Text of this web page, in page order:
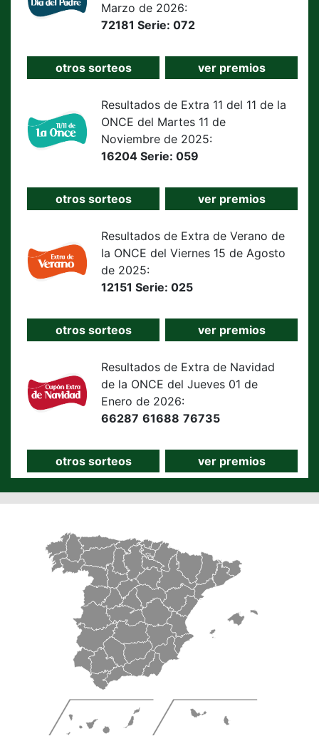
Marzo de 2026:
72181 Serie: 072
otros sorteos ver premios
Resultados de Extra 11 del 11 de la
ONCE del Martes 11 de
Noviembre de 2025:
16204 Serie: 059
otros sorteos ver premios
Resultados de Extra de Verano de
la ONCE del Viernes 15 de Agosto
de 2025:
12151 Serie: 025
otros sorteos ver premios
Resultados de Extra de Navidad
de la ONCE del Jueves 01 de
Enero de 2026:
66287 61688 76735
otros sorteos ver premios